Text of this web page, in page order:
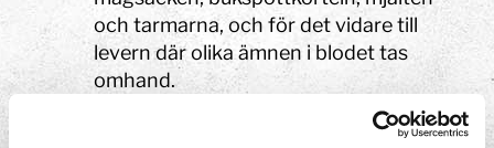
och tarmarna, och för det vidare till
levern där olika ämnen i blodet tas
omhand.
underarmens vener, som fortsätter till